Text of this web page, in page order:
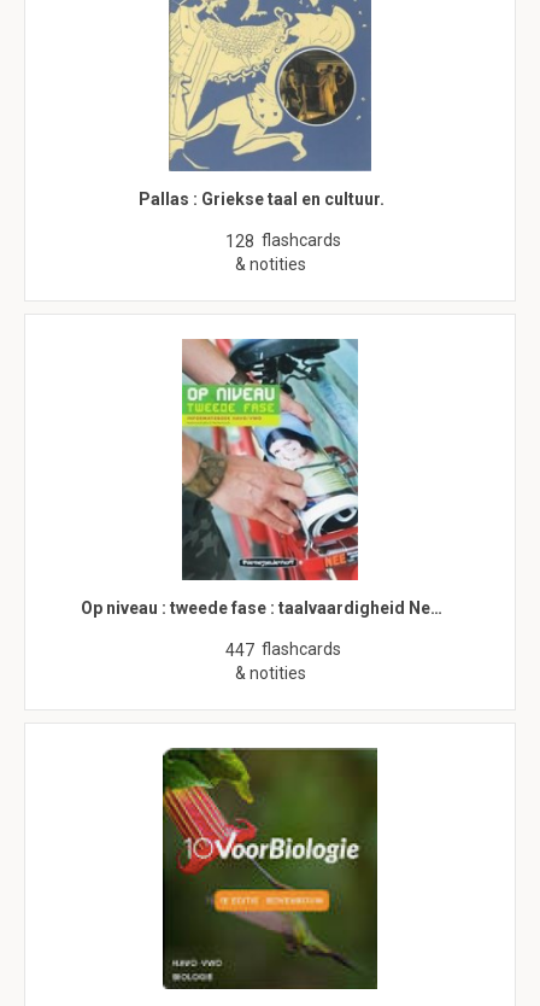
Pallas : Griekse taal en cultuur.
128 flashcards
& notities
Op niveau : tweede fase : taalvaardigheid Ne…
447 flashcards
& notities